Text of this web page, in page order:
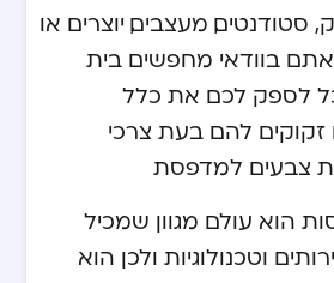
מעצבים, יוצרים או
בוודאי מחפשים בית
לספק לכם את כלל
להם בעת צרכי
הוא עולם מגוון שמכיל
וטכנולוגיות ולכן הוא